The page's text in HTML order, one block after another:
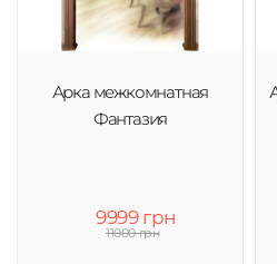
Арка межкомнатная
Фантазия
9999 грн
11000 грн